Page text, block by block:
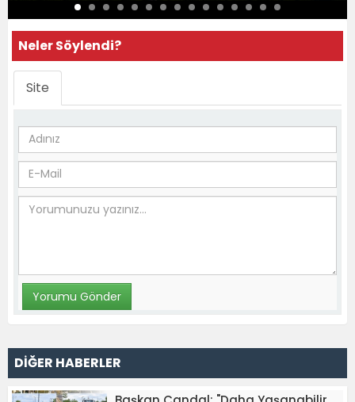
Neler Söylendi?
Site
DİĞER HABERLER